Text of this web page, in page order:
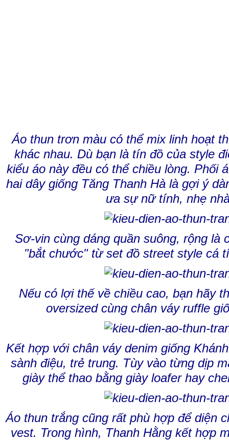
Áo thun trơn màu có thể mix linh hoạt
khác nhau. Dù bạn là tín đồ của style
kiểu áo này đều có thể chiều lòng. Phối
hai dây giống Tăng Thanh Hà là gợi ý
ưa sự nữ tính, nhẹ
Sơ-vin cùng dáng quần suông, rộng là
"bắt chước" từ set đồ street style cá
Nếu có lợi thế về chiều cao, bạn hãy
oversized cùng chân váy ruffle
Kết hợp với chân váy denim giống
sành điệu, trẻ trung. Tùy vào từng dịp
giày thể thao bằng giày loafer hay
Áo thun trắng cũng rất phù hợp để diện
vest. Trong hình, Thanh Hằng kết hợp